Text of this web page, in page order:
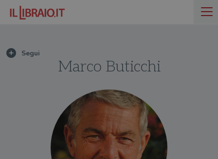
Marco Buticchi